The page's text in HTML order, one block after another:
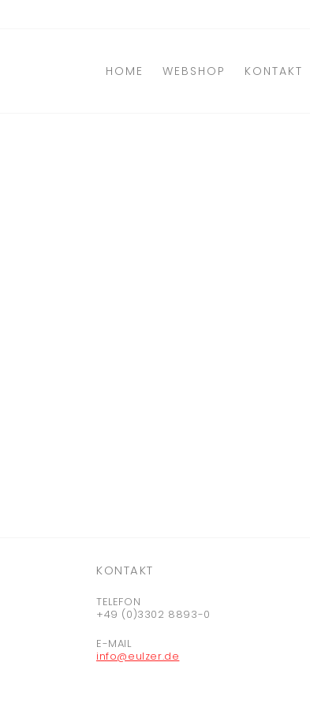
HOME WEBSHOP KONTAKT
KONTAKT
TELEFON
+49 (0)3302 8893-0
E-MAIL
info@eulzer.de